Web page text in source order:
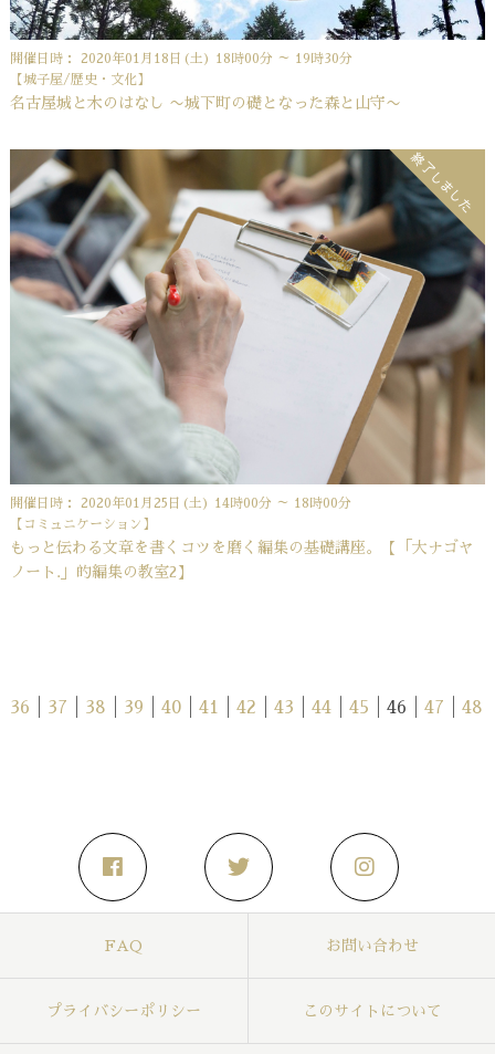
開催日時： 2020年01月18日(土) 18時00分 ～ 19時30分
【城子屋/歴史・文化】
名古屋城と木のはなし 〜城下町の礎となった森と山守〜
終了しました
開催日時： 2020年01月25日(土) 14時00分 ～ 18時00分
【コミュニケーション】
もっと伝わる文章を書くコツを磨く編集の基礎講座。【「大ナゴヤ
ノート.」的編集の教室2】
36 37 38 39 40│ 41 42 43 44│ 45 46 47 48
FAQ お問い合わせ
プライバシーポリシー このサイトについて